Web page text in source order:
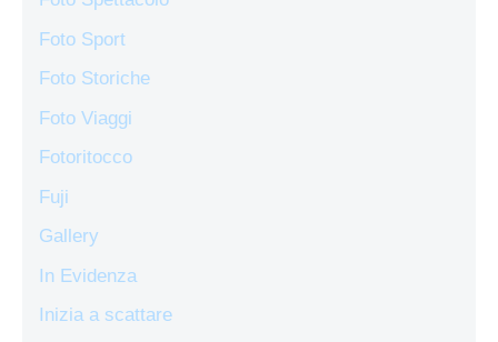
Foto Sport
Foto Storiche
Foto Viaggi
Fotoritocco
Fuji
Gallery
In Evidenza
Inizia a scattare